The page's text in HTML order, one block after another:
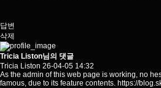
답변
삭제
Tricia Liston님의 댓글
Tricia Liston 26-04-05 14:32
As the admin of this web page is working, no
famous, due to its feature contents. https://